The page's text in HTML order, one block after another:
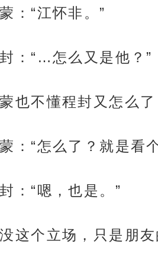
：“江怀非。”
：“…怎么又是他？”
也不懂程封又怎么
：“怎么了？就是看
：“嗯，也是。”
这个立场，只是朋